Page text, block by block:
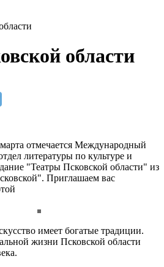
области
отмечается Международный
литературы по культуре и
"Театры Псковской области" из
Приглашаем вас
имеет богатые традиции.
жизни Псковской области